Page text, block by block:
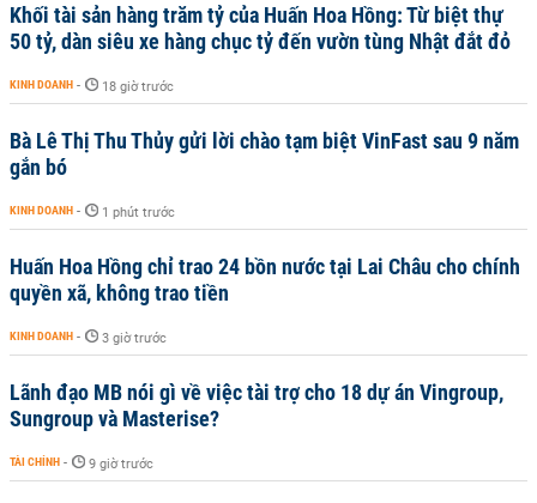
Khối tài sản hàng trăm tỷ của Huấn Hoa Hồng: Từ biệt thự
50 tỷ, dàn siêu xe hàng chục tỷ đến vườn tùng Nhật đắt đỏ
KINH DOANH - 18 giờ trước
Bà Lê Thị Thu Thủy gửi lời chào tạm biệt VinFast sau 9 năm
gắn bó
KINH DOANH - 1 phút trước
Huấn Hoa Hồng chỉ trao 24 bồn nước tại Lai Châu cho chính
quyền xã, không trao tiền
KINH DOANH - 3 giờ trước
Lãnh đạo MB nói gì về việc tài trợ cho 18 dự án Vingroup,
Sungroup và Masterise?
TÀI CHÍNH - 9 giờ trước